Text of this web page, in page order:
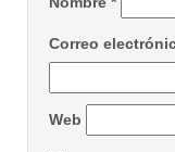
Correo
Web